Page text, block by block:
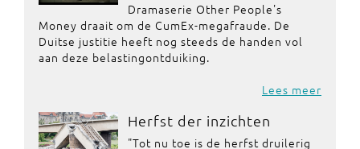
Dramaserie Other People's
Money draait om de CumEx-megafraude. De
Duitse justitie heeft nog steeds de handen vol
aan deze belastingontduiking.
Lees meer
Herfst der inzichten
"Tot nu toe is de herfst druilerig